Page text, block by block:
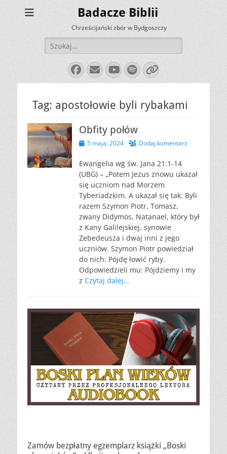
Badacze Biblii
Chrześcijański zbór w Bydgoszczy
Szukaj:
Facebook
E-
mail
YouTube
Spotify
Link
Tag: apostołowie byli rybakami
Obfity połów
Opublikowano
5 maja, 2024 Dodaj komentarz
Ewangelia wg św. Jana 21:1-14
(UBG) – „Potem Jezus znowu ukazał
się uczniom nad Morzem
Tyberiadzkim. A ukazał się tak: Byli
razem Szymon Piotr, Tomasz,
zwany Didymos, Natanael, który był
z Kany Galilejskiej, synowie
Zebedeusza i dwaj inni z jego
uczniów. Szymon Piotr powiedział
do nich: Pójdę łowić ryby.
Odpowiedzieli mu: Pójdziemy i my
z Czytaj dalej…
Zamów bezpłatny egzemplarz książki „Boski